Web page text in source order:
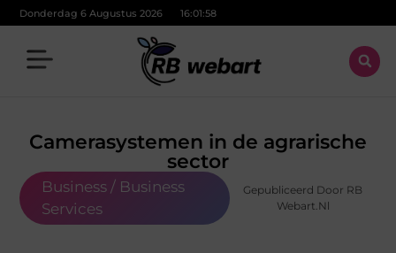
Donderdag 6 Augustus 2026 16:02:00
Camerasystemen in de agrarische
sector
Business / Business
Services
Gepubliceerd Door RB
Webart.nl